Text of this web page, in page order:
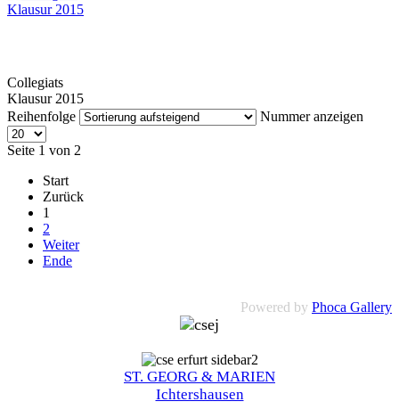
Collegiats
Klausur 2015
Reihenfolge
Nummer anzeigen
Seite 1 von 2
Start
Zurück
1
2
Weiter
Ende
Powered by Phoca Gallery
ST. GEORG & MARIEN
Ichtershausen